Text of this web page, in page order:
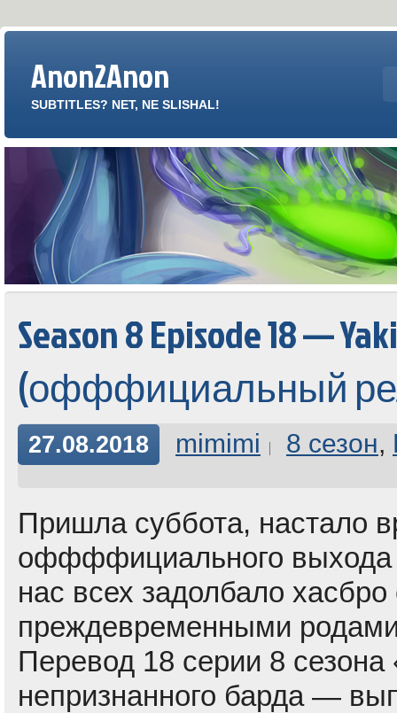
Anon2Anon
SUBTITLES? NET, NE SLISHAL!
Season 8 Episode 18 —
(офффициальный
27.08.2018 mimimi 8 сезон,
Пришла суббота, настало
оффффициального выхода
нас всех задолбало
преждевременными
Перевод 18 серии 8
непризнанного барда —